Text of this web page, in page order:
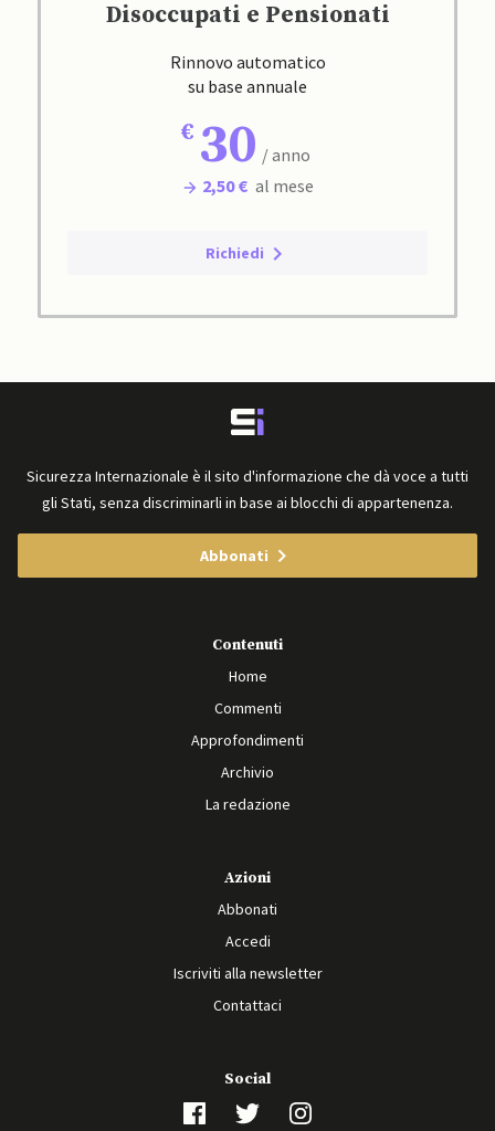
Disoccupati e Pensionati
Rinnovo automatico
su base annuale
30 / anno
2,50 € al mese
Richiedi
Sicurezza Internazionale è il sito d'informazione che dà voce a tutti
gli Stati, senza discriminarli in base ai blocchi di appartenenza.
Abbonati
Contenuti
Home
Commenti
Approfondimenti
Archivio
La redazione
Azioni
Abbonati
Accedi
Iscriviti alla newsletter
Contattaci
Social